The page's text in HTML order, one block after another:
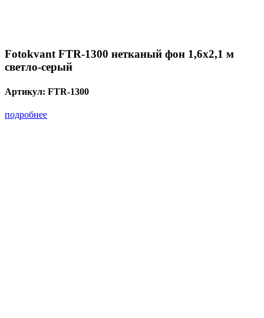
Fotokvant FTR-1300 нетканый фон 1,6х2,1 м
светло-серый
Артикул: FTR-1300
подробнее